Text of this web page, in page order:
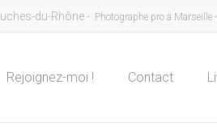
du-Rhône - Photographe pro à Marseille
Rejoignez-moi ! Contact